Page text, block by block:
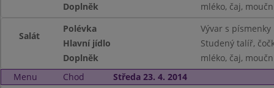
Doplněk
mléko, čaj,
Salát
Polévka
Vývar s písmenky
Hlavní jídlo
Studený talíř,
Doplněk
mléko, čaj,
Menu
Chod Středa 23. 4. 2014